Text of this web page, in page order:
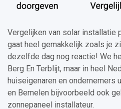
Vergelijken van solar installatie
gaat heel gemakkelijk zoals je
dezelfde dag nog reactie! We
Berg En Terblijt, maar in heel
huiseigenaren en ondernemers
en Bemelen bijvoorbeeld ook
zonnepaneel installateur.